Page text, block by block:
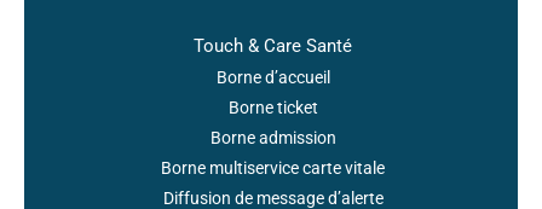
Touch & Care Santé
Borne d’accueil
Borne ticket
Borne admission
Borne multiservice carte vitale
Diffusion de message d’alerte